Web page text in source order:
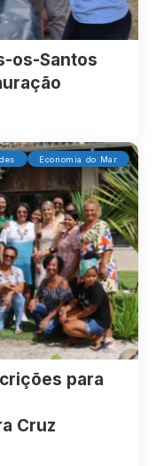
os-Santos
Economia do Mar
para
Cruz